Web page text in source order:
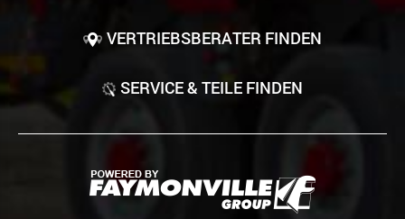
VERTRIEBSBERATER FINDEN
SERVICE & TEILE FINDEN